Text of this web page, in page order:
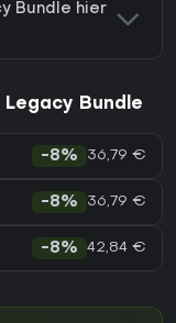
Bundle hier
Bundle
-8% 36,79 €
-8% 36,79 €
-8% 42,84 €